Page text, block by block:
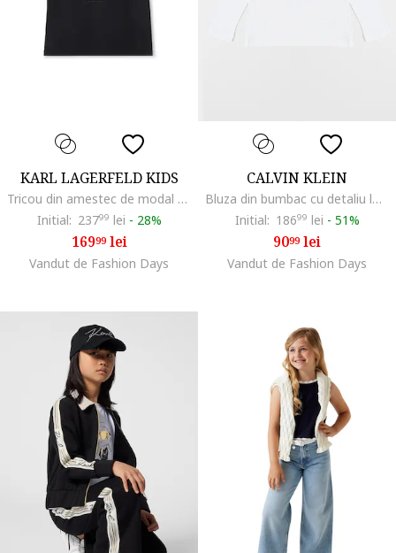
KARL LAGERFELD KIDS
Tricou din amestec de modal cu imprimeu logo, Negru/Alb optic
Initial: 23799 lei - 28%
16999lei
Vandut de Fashion Days
CALVIN KLEIN
Bluza din bumbac cu detaliu logo, Alb
Initial: 18699 lei - 51%
9099lei
Vandut de Fashion Days